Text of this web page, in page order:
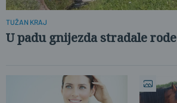
TUŽAN KRAJ
U padu gnijezda stradale rode